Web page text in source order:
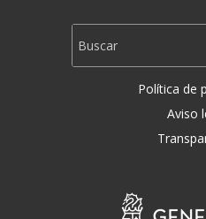
Política de
Aviso